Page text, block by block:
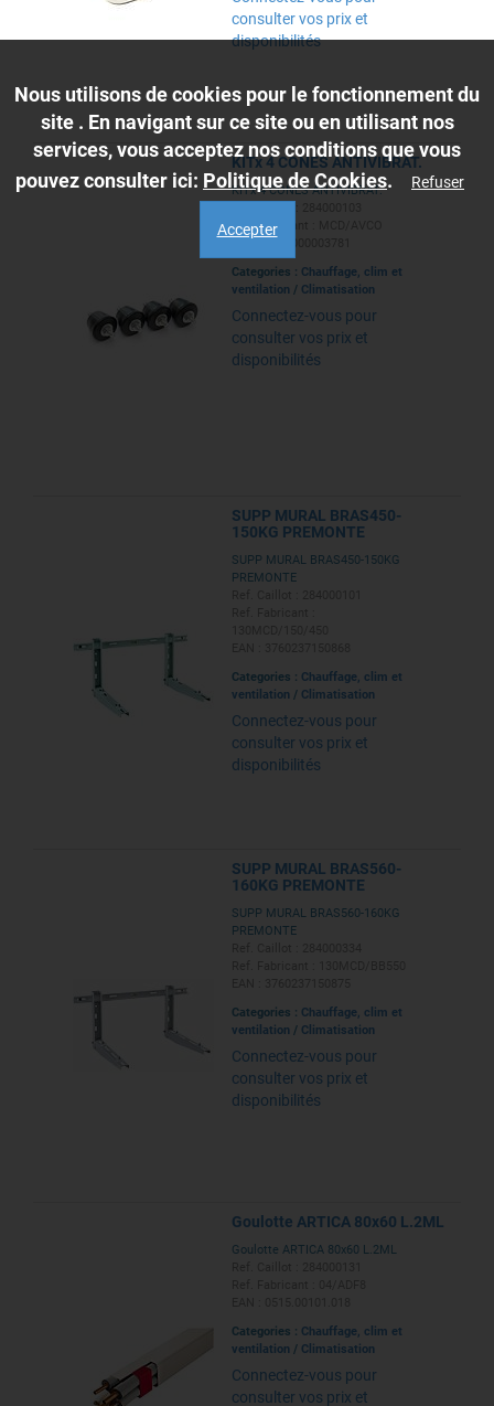
consulter vos prix et
disponibilités
KITx 4 CONES ANTIVIBRAT.
KITx 4 CONES ANTIVIBRAT.
Ref. Fabricant : MCD/AVCO
EAN : 3200000003781
Categories : Chauffage, clim et
ventilation / Climatisation
Connectez-vous pour
consulter vos prix et
disponibilités
SUPP MURAL BRAS450-
150KG PREMONTE
SUPP MURAL BRAS450-150KG
PREMONTE
Categories : Chauffage, clim et
ventilation / Climatisation
Connectez-vous pour
consulter vos prix et
disponibilités
SUPP MURAL BRAS560-
160KG PREMONTE
SUPP MURAL BRAS560-160KG
PREMONTE
Categories : Chauffage, clim et
ventilation / Climatisation
Connectez-vous pour
consulter vos prix et
disponibilités
Goulotte ARTICA 80x60 L.2ML
Goulotte ARTICA 80x60 L.2ML
Categories : Chauffage, clim et
ventilation / Climatisation
Connectez-vous pour
consulter vos prix et
Nous utilisons de cookies pour le fonctionnement du
site . En navigant sur ce site ou en utilisant nos
services, vous acceptez nos conditions que vous
pouvez consulter ici: Politique de Cookies. Refuser
Accepter